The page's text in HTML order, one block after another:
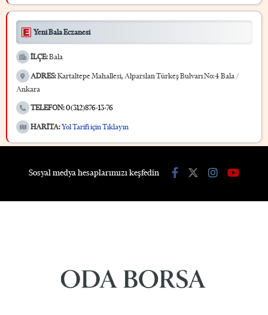
Yeni Bala Eczanesi
İLÇE:Bala
ADRES:Kartaltepe Mahallesi, Alparslan Türkeş Bulvarı No:4 Bala /
Ankara
TELEFON:0(312)876-13-76
HARİTA:Yol Tarifi için Tıklayın
Sosyal medya hesaplarımızı keşfedin